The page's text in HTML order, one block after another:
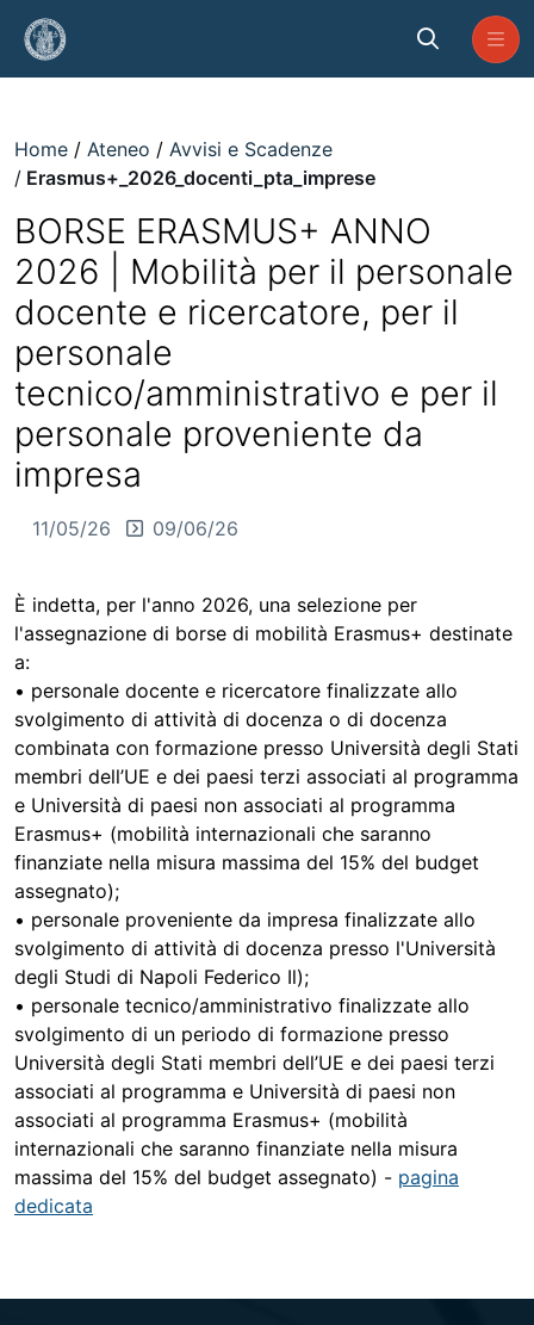
Skip to Main Content
Home Ateneo
Avvisi e Scadenze
Erasmus+_2026_docenti_pta_imprese
BORSE ERASMUS+ ANNO
2026 | Mobilità per il personale
docente e ricercatore, per il
personale
tecnico/amministrativo e per il
personale proveniente da
impresa
11/05/26 09/06/26
È indetta, per l'anno 2026, una selezione per
l'assegnazione di borse di mobilità Erasmus+ destinate
a:
• personale docente e ricercatore finalizzate allo
svolgimento di attività di docenza o di docenza
combinata con formazione presso Università degli Stati
membri dell’UE e dei paesi terzi associati al programma
e Università di paesi non associati al programma
Erasmus+ (mobilità internazionali che saranno
finanziate nella misura massima del 15% del budget
assegnato);
• personale proveniente da impresa finalizzate allo
svolgimento di attività di docenza presso l'Università
degli Studi di Napoli Federico Il);
• personale tecnico/amministrativo finalizzate allo
svolgimento di un periodo di formazione presso
Università degli Stati membri dell’UE e dei paesi terzi
associati al programma e Università di paesi non
associati al programma Erasmus+ (mobilità
internazionali che saranno finanziate nella misura
massima del 15% del budget assegnato) - pagina
dedicata